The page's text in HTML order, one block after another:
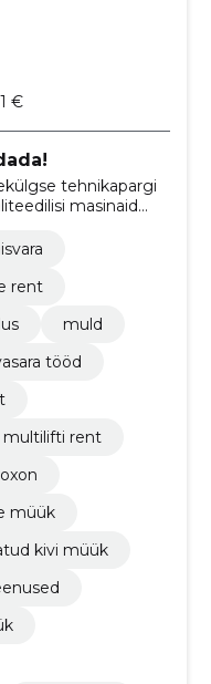
€
tehnikapargi
masinaid
ja
rent
muld
tööd
multilifti rent
müük
kivi müük